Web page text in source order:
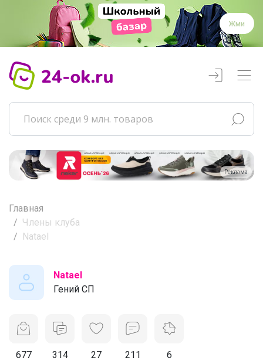
Жми
Реклама
Главная
Члены клуба
Natael
Natael
Гений СП
677 314 27 211 6